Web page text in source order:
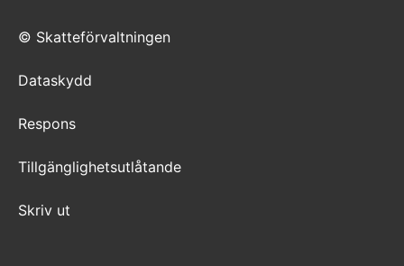
© Skatteförvaltningen
Dataskydd
Respons
Tillgänglighetsutlåtande
Skriv ut